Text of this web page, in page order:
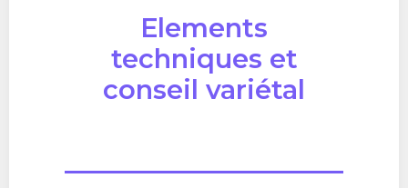
Elements
techniques et
conseil variétal